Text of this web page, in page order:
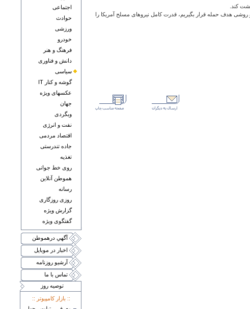
اجتماعی
حوادث
ورزشی
خودرو
فرهنگ و هنر
دانش و فناوری
سياسی
گوشه و کنار IT
عکسهای ويژه
جهان
وبگردی
نفت و انرژی
اقتصاد مردمی
جاده تندرستی
تغذيه
روی خط جوانی
هموطن آنلاين
رسانه
روزی روزگاری
گزارش ويژه
گفتگوی ويژه
آگهي درهموطن
اخبار در موبايل
آرشيو روزنامه
تماس با ما
توصيه روز
:: بازار کامپيوتر ::
کند.
روشی هدف حمله قرار بگیریم، قدرت کامل نیروهای مسلح آمریکا را